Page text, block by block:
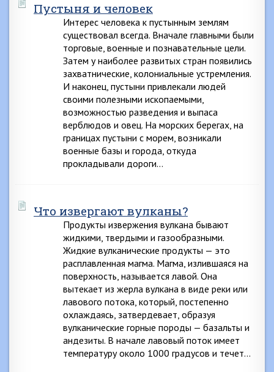
Пустыня и человек
Интерес человека к пустынным землям
существовал всегда. Вначале главными были
торговые, военные и познавательные цели.
Затем у наиболее развитых стран появились
захватнические, колониальные устремления.
И наконец, пустыни привлекали людей
своими полезными ископаемыми,
возможностью разведения и выпаса
верблюдов и овец. На морских берегах, на
границах пустыни с морем, возникали
военные базы и города, откуда
прокладывали дороги…
Что извергают вулканы?
Продукты извержения вулкана бывают
жидкими, твердыми и газообразными.
Жидкие вулканические продукты — это
расплавленная магма. Магма, излившаяся на
поверхность, называется лавой. Она
вытекает из жерла вулкана в виде реки или
лавового потока, который, постепенно
охлаждаясь, затвердевает, образуя
вулканические горные породы — базальты и
андезиты. В начале лавовый поток имеет
температуру около 1000 градусов и течет…